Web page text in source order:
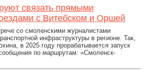
связать прямыми
с Витебском и Оршей
со смоленскими журналистами
инфраструктуры в регионе. Так,
в 2025 году прорабатывается запуск
по маршрутам: «Смоленск-